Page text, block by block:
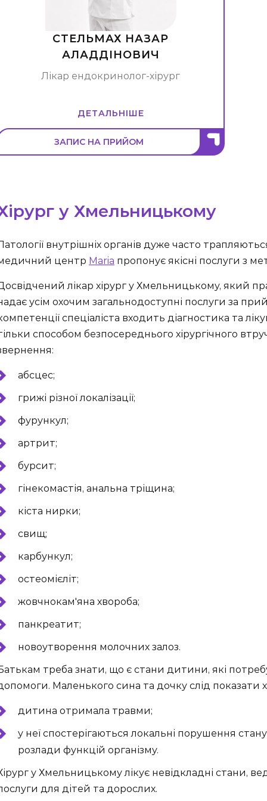
СТЕЛЬМАХ НАЗАР
АЛАДДІНОВИЧ
Лікар ендокринолог-хірург
ДЕТАЛЬНІШЕ
ЗАПИС НА ПРИЙОМ
у Хмельницькому
внутрішніх органів дуже часто
центр Maria пропонує якісні послуги з
лікар хірург у Хмельницькому, який
усім охочим загальнодоступні послуги за
спеціаліста входить діагностика та
способом безпосереднього хірургічного
абсцес;
грижі різної локалізації;
фурункул;
артрит;
бурсит;
гінекомастія, анальна тріщина;
кіста нирки;
свищ;
карбункул;
остеомієліт;
жовчнокам'яна хвороба;
панкреатит;
новоутворення молочних залоз.
треба знати, що є стани дитини, які
Маленького сина та дочку слід показати
дитина отримала травми;
у неї спостерігаються локальні порушення
розлади функцій організму.
у Хмельницькому лікує невідкладні стани,
для дітей та дорослих.